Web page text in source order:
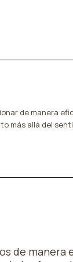
de manera
más allá del
de manera